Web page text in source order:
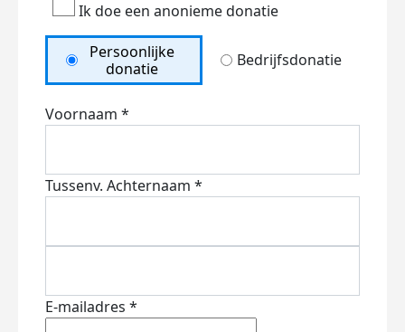
Ik doe een anonieme donatie
Persoonlijke
donatie
Bedrijfsdonatie
Voornaam *
Tussenv. Achternaam *
E-mailadres *